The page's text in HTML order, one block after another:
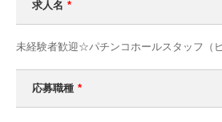
求人名 *
未経験者歓迎☆パチンコホールスタッフ（
応募職種 *